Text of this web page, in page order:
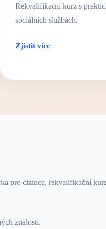
Rekvalifikační kurz s
sociálních službách.
Zjistit více
pro cizince, rekvalifikační
znalostí.